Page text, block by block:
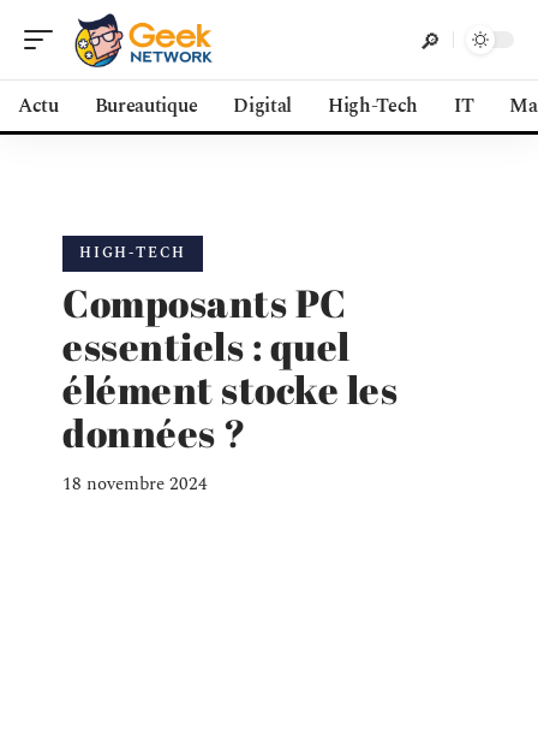
Actu Bureautique Digital High-Tech IT
HIGH-TECH
Composants PC
essentiels : quel
élément stocke les
données ?
18 novembre 2024